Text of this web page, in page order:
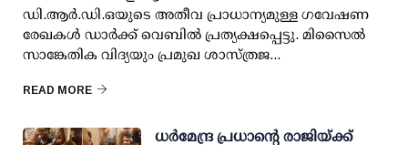
ഡി.ആര്‍.ഡി.ഒയുടെ അതീവ പ്രാധാന്യമുള്ള ഗവേഷണ
രേഖകള്‍ ഡാര്‍ക്ക് വെബില്‍ പ്രത്യക്ഷപ്പെട്ടു. മിസൈല്‍
സാങ്കേതിക വിദ്യയും പ്രമുഖ ശാസ്ത്രജ...
READ MORE
ധര്‍മേന്ദ്ര പ്രധാന്റെ രാജിയ്ക്ക്